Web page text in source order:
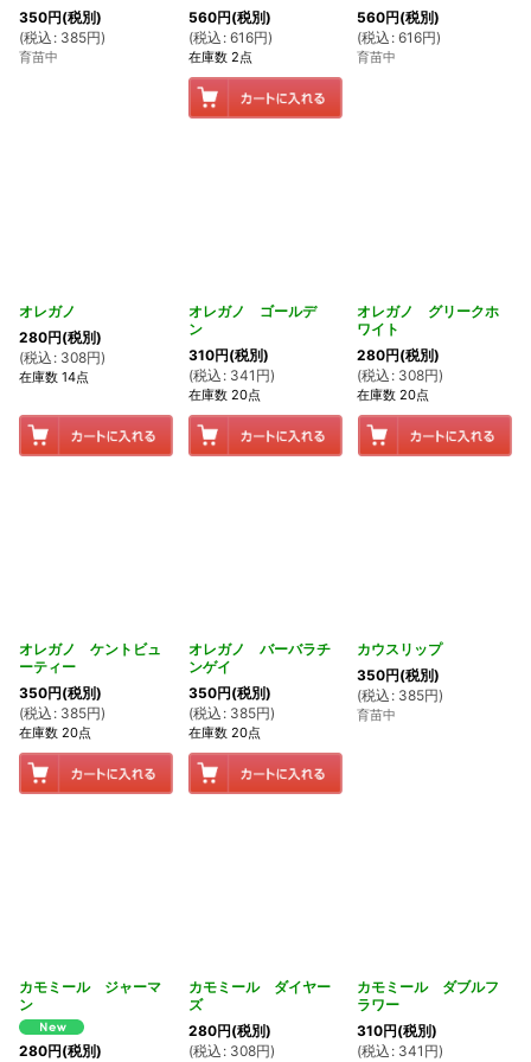
350円(税別)
(税込 : 385円)
育苗中
560円(税別)
(税込 : 616円)
在庫数 2点
560円(税別)
(税込 : 616円)
育苗中
オレガノ
280円(税別)
(税込 : 308円)
在庫数 14点
オレガノ ゴールデ
ン
310円(税別)
(税込 : 341 円)
在庫数 20点
オレガノ グリークホ
ワイト
280円(税別)
(税込 : 308円)
在庫数 20点
オレガノ ケントビュ
ーティー
350円(税別)
(税込 : 385円)
在庫数 20点
オレガノ バーバラチ
ンゲイ
350円(税別)
(税込 : 385円)
在庫数 20点
カウスリップ
350円(税別)
(税込 : 385円)
育苗中
カモミール ジャーマ
ン
280円(税別)
カモミール ダイヤー
ズ
280円(税別)
(税込 : 308円)
カモミール ダブルフ
ラワー
310円(税別)
(税込 : 341 円)